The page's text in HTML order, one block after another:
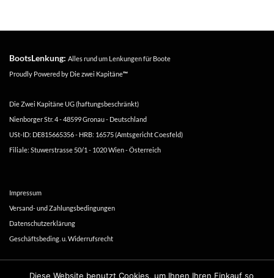
BootsLenkung: Alles rund um Lenkungen für Boote
Proudly Powered by Die zwei Kapitäne™
Die Zwei Kapitäne UG (haftungsbeschränkt)
Nienborger Str. 4 - 48599 Gronau - Deutschland
USt-ID: DE815665356 - HRB: 16575 (Amtsgericht Coesfeld)
Filiale: Stuwerstrasse 50/1 - 1020 Wien - Österreich
Impressum
Versand- und Zahlungsbedingungen
Datenschutzerklärung
Geschäftsbeding. u. Widerrufsrecht
Copyright 2016-2026 © Die zwei Kapitäne
Diese Website benutzt Cookies, um Ihnen Ihren Einkauf so